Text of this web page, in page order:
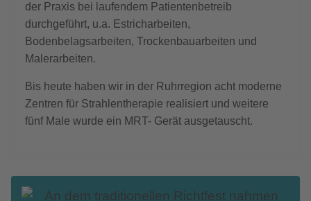
der Praxis bei laufendem Patientenbetreib
durchgeführt, u.a. Estricharbeiten,
Bodenbelagsarbeiten, Trockenbauarbeiten und
Malerarbeiten.
Bis heute haben wir in der Ruhrregion acht moderne
Zentren für Strahlentherapie realisiert und weitere
fünf Male wurde ein MRT- Gerät ausgetauscht.